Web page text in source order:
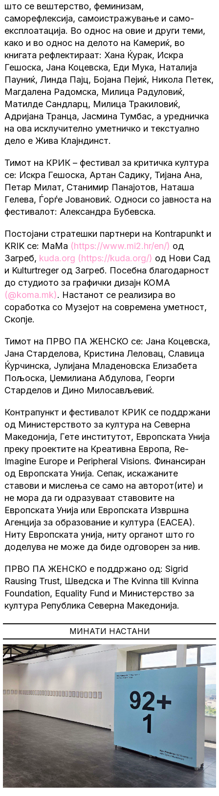
што се вештерство, феминизам,
саморефлексија, самоистражување и само-
експлоатација. Во однос на овие и други теми,
како и во однос на делото на Камериќ, во
книгата рефлектираат: Хана Ќурак, Искра
Гешоска, Јана Коцевска, Еди Мука, Наталија
Пауниќ, Линда Пајц, Бојана Пејиќ, Никола Петек,
Магдалена Радомска, Милица Радуловиќ,
Матилде Сандларц, Милица Тракиловиќ,
Адријана Транца, Јасмина Тумбас, а уредничка
на ова исклучително уметничко и текстуално
дело е Жива Клајндинст.
Тимот на КРИК – фестивал за критичка култура
се: Искра Гешоска, Артан Садику, Тијана Ана,
Петар Милат, Станимир Панајотов, Наташа
Гелева, Ѓорѓе Јовановиќ. Односи со јавноста на
фестивалот: Александра Бубевска.
Постојани стратешки партнери на Kontrapunkt и
KRIK се: MaMa (https://www.mi2.hr/en/) од
Загреб, kuda.org (https://kuda.org/) од Нови Сад
и Kulturtreger од Загреб. Посебна благодарност
до студиото за графички дизајн KOMA
(@koma.mk). Настанот се реализира во
соработка со Музејот на современа уметност,
Скопје.
Тимот на ПРВО ПА ЖЕНСКО се: Јана Коцевска,
Јана Старделова, Кристина Леловац, Славица
Ќурчинска, Јулијана Младеновска Елизабета
Пољоска, Џемилиана Абдулова, Георги
Старделов и Дино Милосављевиќ.
Контрапункт и фестивалот КРИК се поддржани
од Министерството за култура на Северна
Македонија, Гете институтот, Европската Унија
преку проектите на Креативна Европа, Re-
Imagine Europe и Peripheral Visions. Финансиран
од Европската Унија. Сепак, искажаните
ставови и мислења се само на авторот(ите) и
не мора да ги одразуваат ставовите на
Европската Унија или Европската Извршна
Агенција за образование и култура (EACEA).
Ниту Европската унија, ниту органот што го
доделува не може да биде одговорен за нив.
ПРВО ПА ЖЕНСКО е поддржано од: Sigrid
Rausing Trust, Шведска и The Kvinna till Kvinna
Foundation, Equality Fund и Министерство за
култура Република Северна Македонија.
МИНАТИ НАСТАНИ